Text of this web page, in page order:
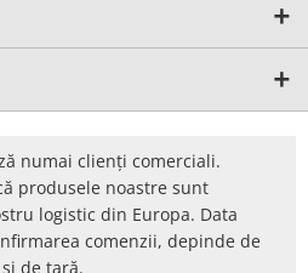
numai clienți comerciali.
produsele noastre sunt
logistic din Europa. Data
comenzii, depinde de
de țară.